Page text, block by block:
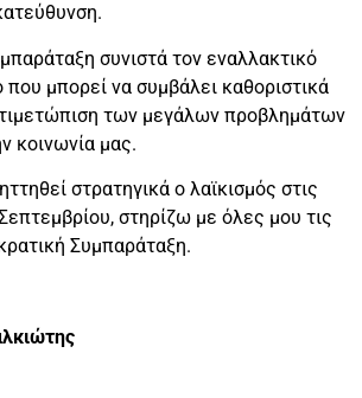
συνιστά τον εναλλακτικό
μπορεί να συμβάλει καθοριστικά
των μεγάλων προβλημάτων
κοινωνία μας.
στρατηγικά ο λαϊκισμός στις
στηρίζω με όλες μου τις
Συμπαράταξη.